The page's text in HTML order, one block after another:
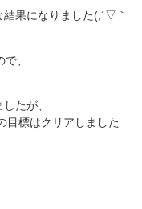
果になりました(;´▽｀
、
たが、
目標はクリアしました